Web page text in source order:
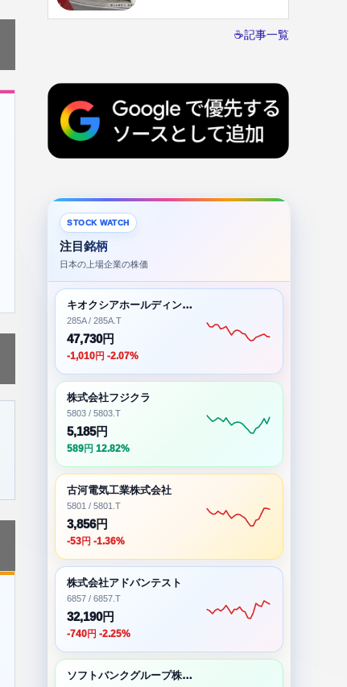
☕記事一覧
STOCK WATCH
注目銘柄
日本の上場企業の株価
キオクシアホールディングス株式会社
285A / 285A.T
47,730円
-1,010円 -2.07%
株式会社フジクラ
5803 / 5803.T
5,185円
589円 12.82%
古河電気工業株式会社
5801 / 5801.T
3,856円
-53円 -1.36%
株式会社アドバンテスト
6857 / 6857.T
32,190円
-740円 -2.25%
ソフトバンクグループ株式会社